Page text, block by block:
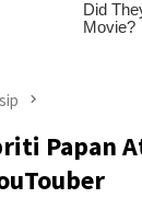
Papan